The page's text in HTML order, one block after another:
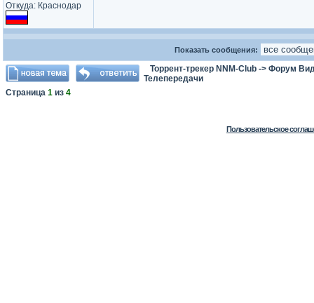
Откуда: Краснодар
Показать сообщения:
Торрент-трекер NNM-Club -> Форум
Телепередачи
Страница 1 из 4
Пользовательское